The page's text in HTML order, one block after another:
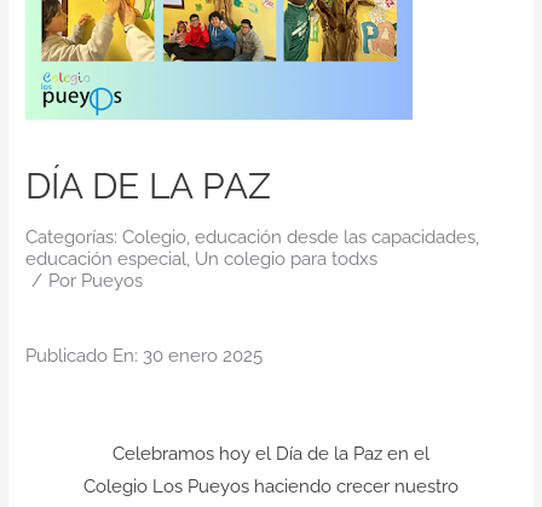
Contacto
DÍA DE LA PAZ
Categorías: Colegio, educación desde las capacidades,
educación especial, Un colegio para todxs
/ Por Pueyos
Publicado En: 30 enero 2025
Celebramos hoy el Día de la Paz en el
Colegio Los Pueyos haciendo crecer nuestro